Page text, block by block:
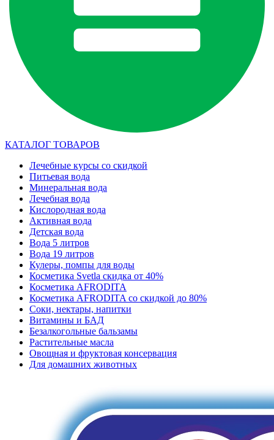
КАТАЛОГ ТОВАРОВ
Лечебные курсы со скидкой
Питьевая вода
Минеральная вода
Лечебная вода
Кислородная вода
Активная вода
Детская вода
Вода 5 литров
Вода 19 литров
Кулеры, помпы для воды
Косметика Svetla скидка от 40%
Косметика AFRODITA
Косметика AFRODITA со скидкой до 80%
Соки, нектары, напитки
Витамины и БАД
Безалкогольные бальзамы
Растительные масла
Овощная и фруктовая консервация
Для домашних животных